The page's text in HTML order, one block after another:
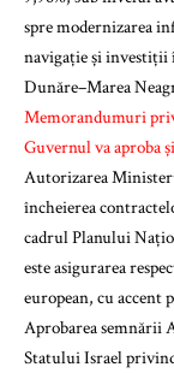
spre modernizarea
navigație și investiții
Dunăre–Marea
Memorandumuri
Guvernul va aproba
Autorizarea
încheierea
cadrul Planului
este asigurarea
european, cu accent
Aprobarea semnării
Statului Israel